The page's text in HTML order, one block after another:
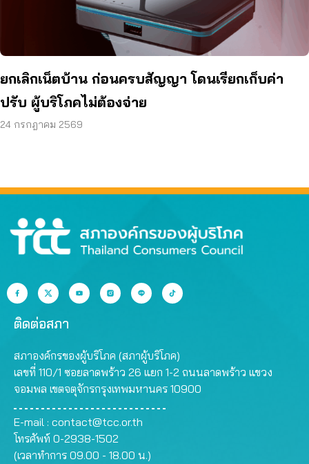
ยกเลิกเน็ตบ้าน ก่อนครบสัญญา โดนเรียกเก็บค่า
ปรับ ผู้บริโภคไม่ต้องจ่าย
24 กรกฎาคม 2569
ติดต่อสภา
สภาองค์กรของผู้บริโภค (สภาผู้บริโภค)
เลขที่ 110/1 ซอยลาดพร้าว 26 แยก 1-2 ถนนลาดพร้าว แขวง
จอมพล เขตจตุจักรกรุงเทพมหานคร 10900
E-mail : contact@tcc.or.th
โทรศัพท์ 0-2938-1502
(เวลาทำการ 09.00 - 18.00 น.)